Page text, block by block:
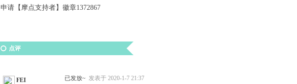
申请【摩点支持者】徽章1372867
点评
FEI 已发放~ 发表于 2020-1-7 21:37